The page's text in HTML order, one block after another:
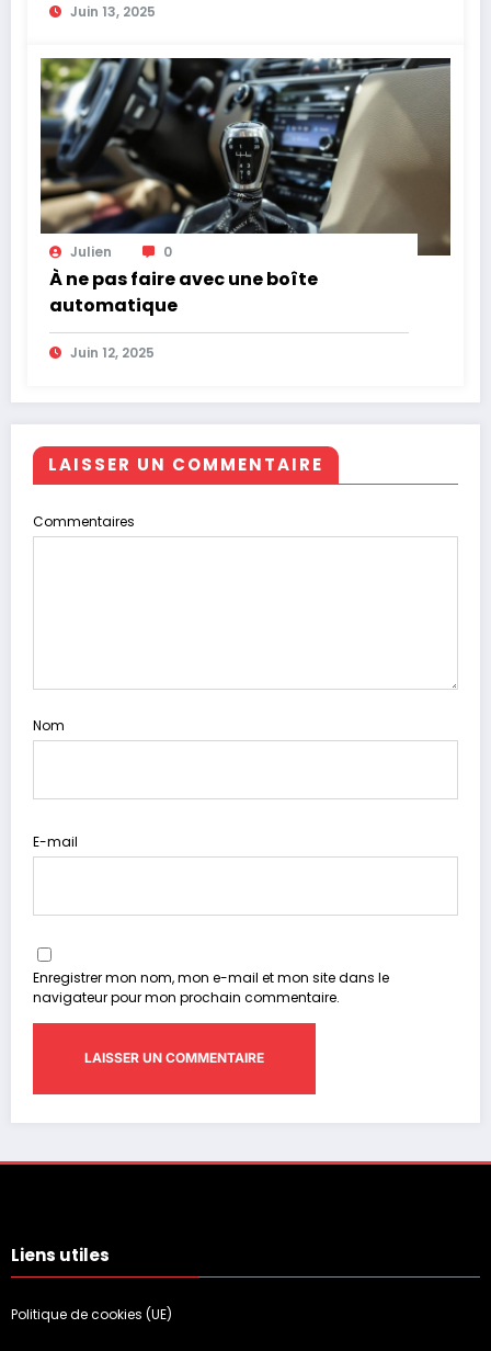
Juin 13, 2025
Julien 0
À ne pas faire avec une boîte
automatique
Juin 12, 2025
LAISSER UN COMMENTAIRE
Commentaires
Nom
E-mail
Enregistrer mon nom, mon e-mail et mon site dans le
navigateur pour mon prochain commentaire.
Liens utiles
Politique de cookies (UE)